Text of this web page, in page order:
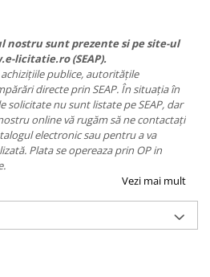
nostru sunt prezente si pe site-ul
licitatie.ro (SEAP).
publice, autoritățile
directe prin SEAP. În situația în
solicitate nu sunt listate pe SEAP, dar
online vă rugăm să ne contactați
electronic sau pentru a va
Plata se opereaza prin OP in
Vezi mai mult